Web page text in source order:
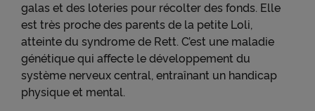
galas et des loteries pour récolter des fonds. Elle
est très proche des parents de la petite Loli,
atteinte du syndrome de Rett. C’est une maladie
génétique qui affecte le développement du
système nerveux central, entraînant un handicap
physique et mental.